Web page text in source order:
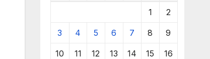
1 2
3 4 5 6 7 8 9
10 11 12 13 14 15 16